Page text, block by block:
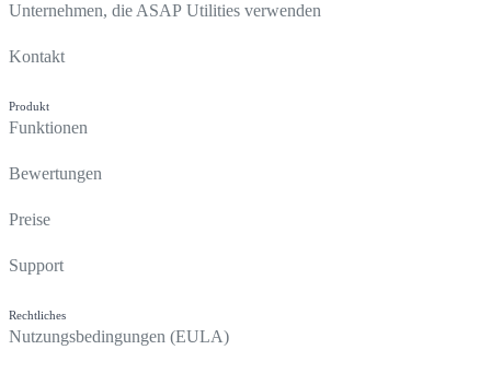
Unternehmen, die ASAP Utilities verwenden
Kontakt
Produkt
Funktionen
Bewertungen
Preise
Support
Rechtliches
Nutzungsbedingungen (EULA)